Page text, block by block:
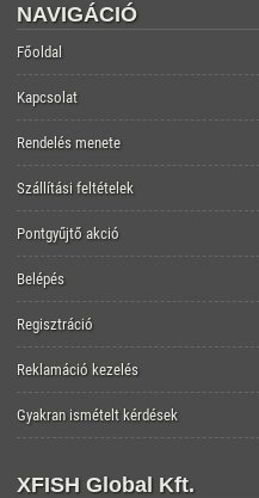
NAVIGÁCIÓ
Főoldal
Kapcsolat
Rendelés menete
Szállítási feltételek
Pontgyűjtő akció
Belépés
Regisztráció
Reklamáció kezelés
Gyakran ismételt kérdések
XFISH Global Kft.